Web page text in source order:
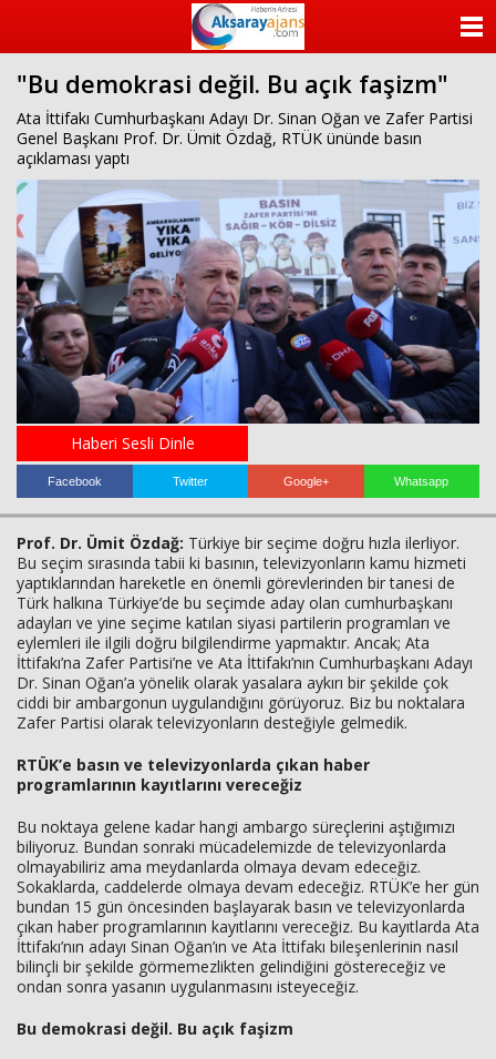
beylikdüzü
escort
beylikdüzü
escort
bayan
beylikdüzü
escort
bayan
escort
beylikdüzü
beylikdüzü
escort
"Bu demokrasi değil. Bu açık faşizm"
Ata İttifakı Cumhurbaşkanı Adayı Dr. Sinan Oğan ve Zafer Partisi
Genel Başkanı Prof. Dr. Ümit Özdağ, RTÜK ününde basın
açıklaması yaptı
Haberi Sesli Dinle
Facebook Twitter Google+ Whatsapp
Prof. Dr. Ümit Özdağ: Türkiye bir seçime doğru hızla ilerliyor.
Bu seçim sırasında tabii ki basının, televizyonların kamu hizmeti
yaptıklarından hareketle en önemli görevlerinden bir tanesi de
Türk halkına Türkiye’de bu seçimde aday olan cumhurbaşkanı
adayları ve yine seçime katılan siyasi partilerin programları ve
eylemleri ile ilgili doğru bilgilendirme yapmaktır. Ancak; Ata
İttifakı’na Zafer Partisi’ne ve Ata İttifakı’nın Cumhurbaşkanı Adayı
Dr. Sinan Oğan’a yönelik olarak yasalara aykırı bir şekilde çok
ciddi bir ambargonun uygulandığını görüyoruz. Biz bu noktalara
Zafer Partisi olarak televizyonların desteğiyle gelmedik.
RTÜK’e basın ve televizyonlarda çıkan haber
programlarının kayıtlarını vereceğiz
Bu noktaya gelene kadar hangi ambargo süreçlerini aştığımızı
biliyoruz. Bundan sonraki mücadelemizde de televizyonlarda
olmayabiliriz ama meydanlarda olmaya devam edeceğiz.
Sokaklarda, caddelerde olmaya devam edeceğiz. RTÜK’e her gün
bundan 15 gün öncesinden başlayarak basın ve televizyonlarda
çıkan haber programlarının kayıtlarını vereceğiz. Bu kayıtlarda Ata
İttifakı’nın adayı Sinan Oğan’ın ve Ata İttifakı bileşenlerinin nasıl
bilinçli bir şekilde görmemezlikten gelindiğini göstereceğiz ve
ondan sonra yasanın uygulanmasını isteyeceğiz.
Bu demokrasi değil. Bu açık faşizm
KATEGORİLER
YAZARLAR
ANKETLER
FOTO GALERİ
VİDEO GALERİ
KÜNYE
İLETİŞİM
Haberin Doğru Adresi.